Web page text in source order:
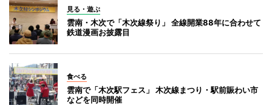
見る・遊ぶ
雲南・木次で「木次線祭り」 全線開業88年に合わせて
鉄道漫画お披露目
食べる
雲南で「木次駅フェス」 木次線まつり・駅前賑わい市
などを同時開催